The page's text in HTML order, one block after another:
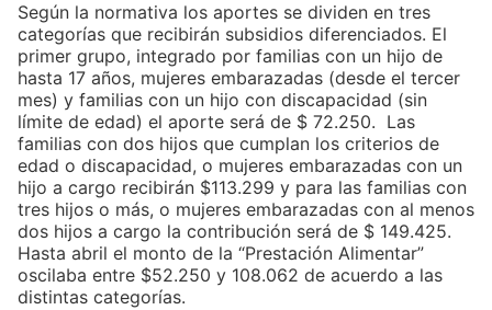
Según la normativa los aportes se dividen en tres
categorías que recibirán subsidios diferenciados. El
primer grupo, integrado por familias con un hijo de
hasta 17 años, mujeres embarazadas (desde el tercer
mes) y familias con un hijo con discapacidad (sin
límite de edad) el aporte será de $ 72.250. Las
familias con dos hijos que cumplan los criterios de
edad o discapacidad, o mujeres embarazadas con un
hijo a cargo recibirán $113.299 y para las familias con
tres hijos o más, o mujeres embarazadas con al menos
dos hijos a cargo la contribución será de $ 149.425.
Hasta abril el monto de la “Prestación Alimentar”
oscilaba entre $52.250 y 108.062 de acuerdo a las
distintas categorías.